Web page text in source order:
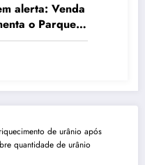
alerta: Venda
o Parque
de urânio após
quantidade de urânio